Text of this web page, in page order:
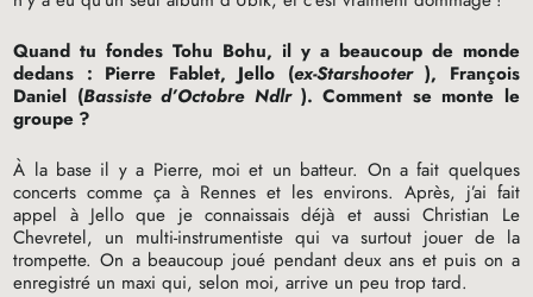
Quand tu fondes Tohu Bohu, il y a beaucoup de monde
dedans : Pierre Fablet, Jello (ex-Starshooter), François
Daniel (Bassiste d’Octobre Ndlr). Comment se monte le
groupe ?
À la base il y a Pierre, moi et un batteur. On a fait quelques
concerts comme ça à Rennes et les environs. Après, j’ai fait
appel à Jello que je connaissais déjà et aussi Christian Le
Chevretel, un multi-instrumentiste qui va surtout jouer de la
trompette. On a beaucoup joué pendant deux ans et puis on a
enregistré un maxi qui, selon moi, arrive un peu trop tard.